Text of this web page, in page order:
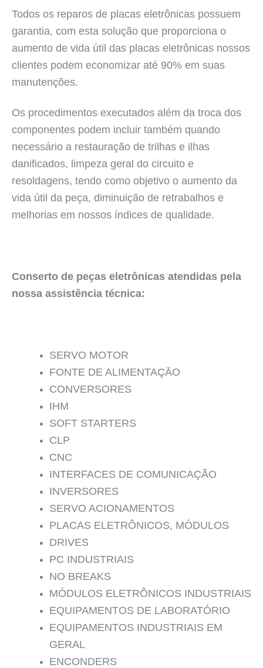
Todos os reparos de placas eletrônicas possuem
garantia, com esta solução que proporciona o
aumento de vida útil das placas eletrônicas nossos
clientes podem economizar até 90% em suas
manutenções.
Os procedimentos executados além da troca dos
componentes podem incluir também quando
necessário a restauração de trilhas e ilhas
danificados, limpeza geral do circuito e
resoldagens, tendo como objetivo o aumento da
vida útil da peça, diminuição de retrabalhos e
melhorias em nossos índices de qualidade.
Conserto de peças eletrônicas atendidas pela
nossa assistência técnica:
SERVO MOTOR
FONTE DE ALIMENTAÇĀO
CONVERSORES
IHM
SOFT STARTERS
CLP
CNC
INTERFACES DE COMUNICAÇÃO
INVERSORES
SERVO ACIONAMENTOS
PLACAS ELETRÔNICOS, MÓDULOS
DRIVES
PC INDUSTRIAIS
NO BREAKS
MÓDULOS ELETRÔNICOS INDUSTRIAIS
EQUIPAMENTOS DE LABORATÓRIO
EQUIPAMENTOS INDUSTRIAIS EM
GERAL
ENCONDERS